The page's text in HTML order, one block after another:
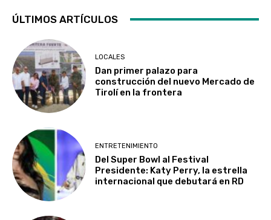
ÚLTIMOS ARTÍCULOS
LOCALES
Dan primer palazo para
construcción del nuevo Mercado de
Tirolí en la frontera
ENTRETENIMIENTO
Del Super Bowl al Festival
Presidente: Katy Perry, la estrella
internacional que debutará en RD